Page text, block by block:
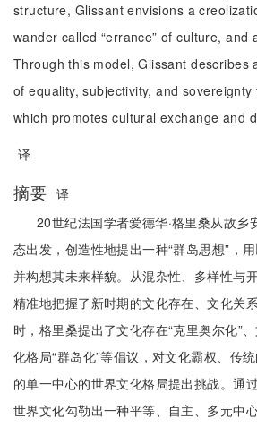
structure, Glissant envisions a
wander called “errance” of culture, and
Through this model, Glissant describes
of equality, subjectivity, and
which promotes cultural exchange and
译
摘要 译
20世纪法国学者爱德华·格里桑从故乡
态出发，创造性地提出一种“群岛思想”，
并构想其未来样貌。从混杂性、多样性与
精准地把握了新时期的文化存在、文化关
时，格里桑提出了文化存在“克里奥尔化”
化格局“群岛化”等倡议，对文化霸权、传
的单一中心的世界文化格局提出挑战。通
世界文化勾勒出一种平等、自主、多元中